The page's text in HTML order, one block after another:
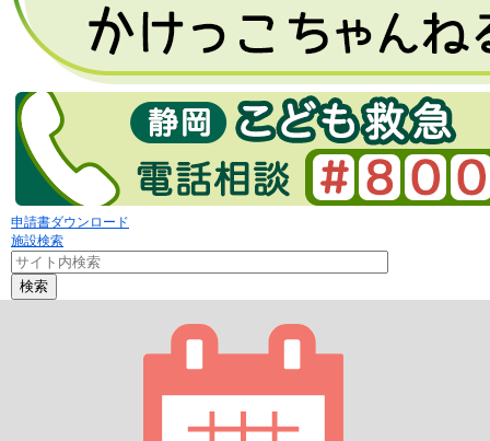
申請書ダウンロード
施設検索
検索